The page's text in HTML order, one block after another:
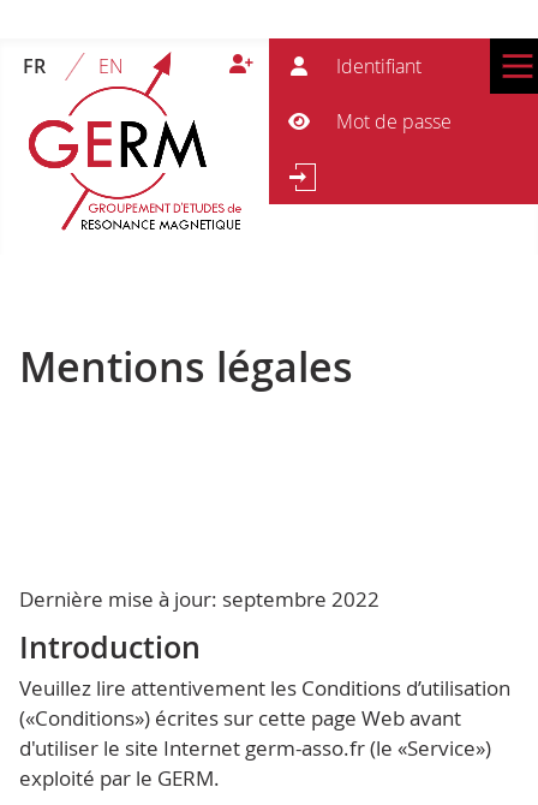
Mot
Afficher le mot de passe
Mentions légales
Dernière mise à jour: septembre 2022
Introduction
Veuillez lire attentivement les Conditions d’utilisation
(«Conditions») écrites sur cette page Web avant
d'utiliser le site Internet germ-asso.fr (le «Service»)
exploité par le GERM.